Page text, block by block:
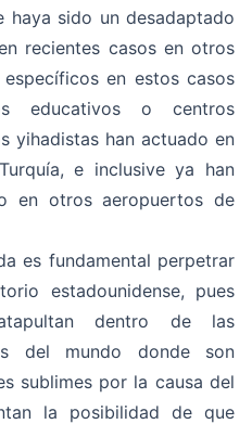
sido un desadaptado
recientes casos en otros
en estos casos
educativos o centros
yihadistas han actuado en
e inclusive ya han
en otros aeropuertos de
es fundamental perpetrar
estadounidense, pues
dentro de las
del mundo donde son
sublimes por la causa del
la posibilidad de que